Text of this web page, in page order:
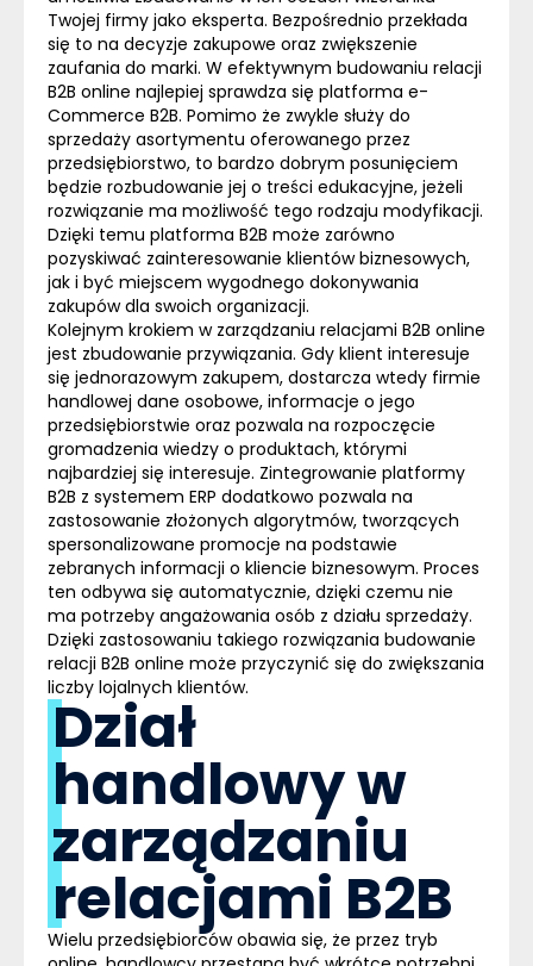
Twojej firmy jako eksperta. Bezpośrednio przekłada
się to na decyzje zakupowe oraz zwiększenie
zaufania do marki. W efektywnym budowaniu relacji
B2B online najlepiej sprawdza się platforma e-
Commerce B2B. Pomimo że zwykle służy do
sprzedaży asortymentu oferowanego przez
przedsiębiorstwo, to bardzo dobrym posunięciem
będzie rozbudowanie jej o treści edukacyjne, jeżeli
rozwiązanie ma możliwość tego rodzaju modyfikacji.
Dzięki temu platforma B2B może zarówno
pozyskiwać zainteresowanie klientów biznesowych,
jak i być miejscem wygodnego dokonywania
zakupów dla swoich organizacji.
Kolejnym krokiem w zarządzaniu relacjami B2B online
jest zbudowanie przywiązania. Gdy klient interesuje
się jednorazowym zakupem, dostarcza wtedy firmie
handlowej dane osobowe, informacje o jego
przedsiębiorstwie oraz pozwala na rozpoczęcie
gromadzenia wiedzy o produktach, którymi
najbardziej się interesuje. Zintegrowanie platformy
B2B z systemem ERP dodatkowo pozwala na
zastosowanie złożonych algorytmów, tworzących
spersonalizowane promocje na podstawie
zebranych informacji o kliencie biznesowym. Proces
ten odbywa się automatycznie, dzięki czemu nie
ma potrzeby angażowania osób z działu sprzedaży.
Dzięki zastosowaniu takiego rozwiązania budowanie
relacji B2B online może przyczynić się do zwiększania
liczby lojalnych klientów.
Dział
handlowy w
zarządzaniu
relacjami B2B
Wielu przedsiębiorców obawia się, że przez tryb